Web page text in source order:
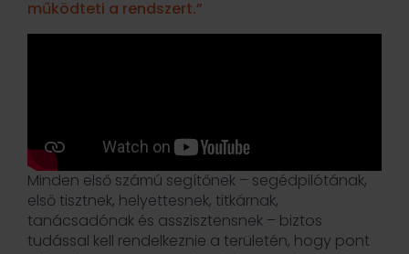
működteti a rendszert.”
Minden első számú segítőnek – segédpilótának,
első tisztnek, helyettesnek, titkárnak,
tanácsadónak és asszisztensnek – biztos
tudással kell rendelkeznie a területén, hogy pont